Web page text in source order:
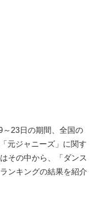
23日の期間、全国の
元ジャニーズ」に関す
その中から、「ダンス
ンキングの結果を紹介